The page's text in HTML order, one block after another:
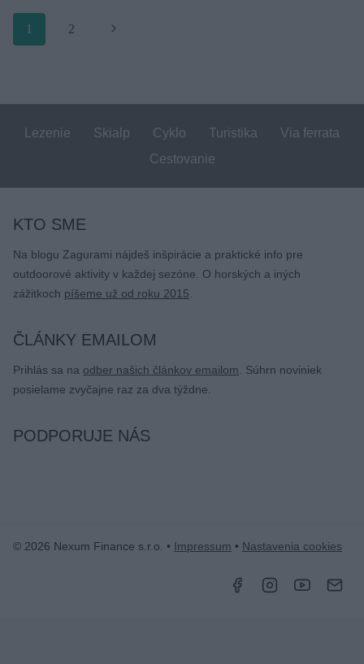
Page
1 2 Ďalej
Lezenie Skialp Cyklo Turistika
Via ferrata
Cestovanie
KTO SME
Na blogu Zagurami nájdeš inšpirácie a praktické info pre
outdoorové aktivity v každej sezóne. O horských a iných
zážitkoch píšeme už od roku 2015.
ČLÁNKY EMAILOM
Prihlás sa na odber našich článkov emailom. Súhrn noviniek
posielame zvyčajne raz za dva týždne.
PODPORUJE NÁS
© 2026 Nexum Finance s.r.o. • Impressum • Nastavenia cookies